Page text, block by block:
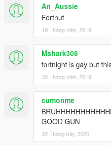
An_Aussie
Fortnut
19 Tháng năm, 2019
Mshark308
fortnight is gay but
30 Tháng năm, 2019
cumonme
GOOD GUN
22 Tháng bảy, 2020